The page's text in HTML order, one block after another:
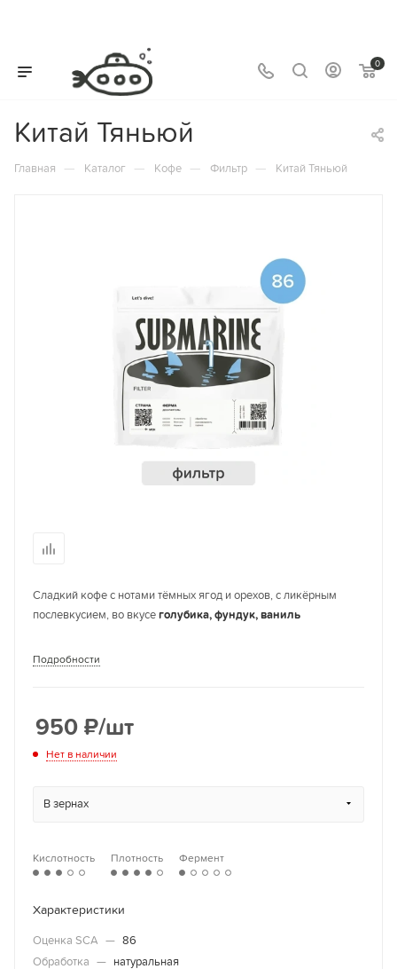
0
Китай Тяньюй
Главная — Каталог — Кофе — Фильтр — Китай Тяньюй
Сладкий кофе с нотами тёмных ягод и орехов, с ликёрным
послевкусием, во вкусе голубика, фундук, ваниль
Подробности
950 ₽/шт
Нет в наличии
В зернах
Кислотность Плотность Фермент
Характеристики
Оценка SCA — 86
Обработка — натуральная